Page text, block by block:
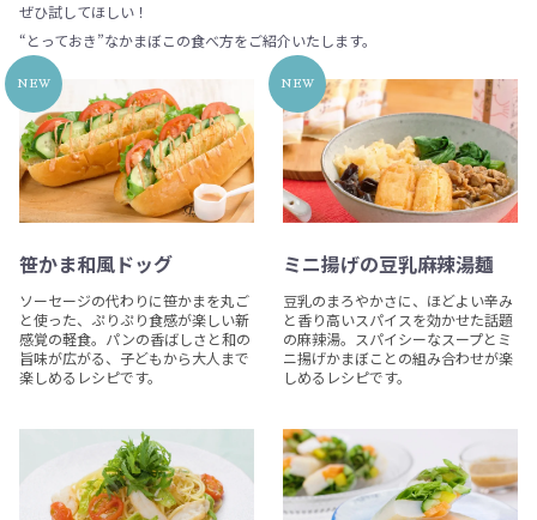
ぜひ試してほしい！
“とっておき”なかまぼこの食べ方をご紹介いたします。
NEW
笹かま和風ドッグ
ソーセージの代わりに笹かまを丸ご
と使った、ぷりぷり食感が楽しい新
感覚の軽食。パンの香ばしさと和の
旨味が広がる、子どもから大人まで
楽しめるレシピです。
NEW
ミニ揚げの豆乳麻辣湯麺
豆乳のまろやかさに、ほどよい辛み
と香り高いスパイスを効かせた話題
の麻辣湯。スパイシーなスープとミ
ニ揚げかまぼことの組み合わせが楽
しめるレシピです。